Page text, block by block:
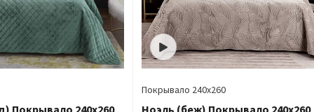
Покрывало 240х260
Покрывало 240х260
Ноэль (беж) Покрывало 240х260